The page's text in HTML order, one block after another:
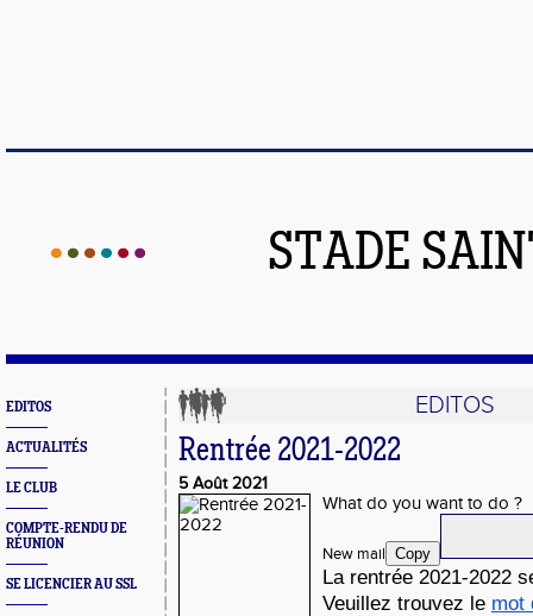
STADE
EDITOS
ACTUALITÉS
LE CLUB
COMPTE-RENDU DE
RÉUNION
SE LICENCIER AU SSL
EDITOS
Rentrée 2021-2022
5 Août 2021
What do you want to do ?
New mail Copy
La rentrée 2021-2022
Veuillez trouvez le mot